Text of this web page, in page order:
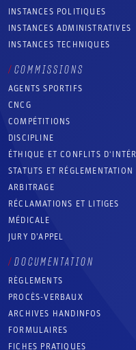
INSTANCES POLITIQUES
INSTANCES ADMINISTRATIVES
INSTANCES TECHNIQUES
COMMISSIONS
AGENTS SPORTIFS
CNCG
COMPÉTITIONS
DISCIPLINE
ÉTHIQUE ET CONFLITS
STATUTS ET RÉGLEMENTATION
ARBITRAGE
RÉCLAMATIONS ET LITIGES
MÉDICALE
JURY D’APPEL
DOCUMENTATION
RÈGLEMENTS
PROCÈS-VERBAUX
ARCHIVES HANDINFOS
FORMULAIRES
FICHES PRATIQUES